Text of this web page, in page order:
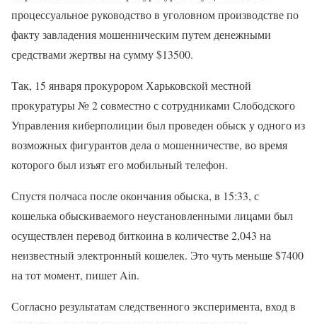
процессуальное руководство в уголовном производстве по
факту завладения мошенническим путем денежными
средствами жертвы на сумму $13500.
Так, 15 января прокурором Харьковской местной
прокуратуры № 2 совместно с сотрудниками Слободского
Управления киберполиции был проведен обыск у одного из
возможных фигурантов дела о мошенничестве, во время
которого был изъят его мобильный телефон.
Спустя полчаса после окончания обыска, в 15:33, с
кошелька обыскиваемого неустановленными лицами был
осуществлен перевод биткоина в количестве 2,043 на
неизвестный электронный кошелек. Это чуть меньше $7400
на тот момент, пишет Ain.
Согласно результатам следственного эксперимента, вход в